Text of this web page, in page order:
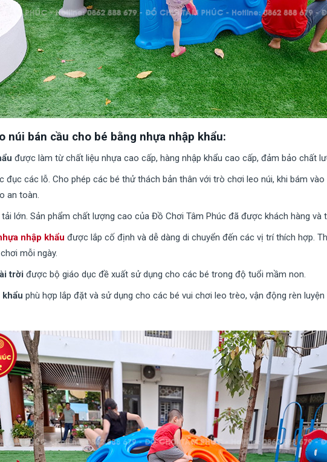
núi bán cầu cho bé bằng nhựa nhập khẩu:
được làm từ chất liệu nhựa cao cấp, hàng nhập khẩu cao cấp, đảm bảo chất
đục các lỗ. Cho phép các bé thử thách bản thân với trò chơi leo núi, khi bám
an toàn.
lớn. Sản phẩm chất lượng cao của Đồ Chơi Tâm Phúc đã được khách hàng và
nhập khẩu được lắp cố định và dễ dàng di chuyển đến các vị trí thích hợp.
mỗi ngày.
trời được bộ giáo dục đề xuất sử dụng cho các bé trong độ tuổi mầm non.
phù hợp lắp đặt và sử dụng cho các bé vui chơi leo trèo, vận động rèn